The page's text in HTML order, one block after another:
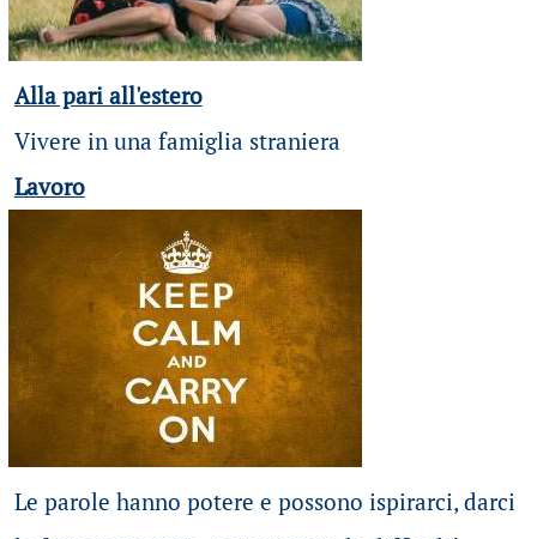
Alla pari all'estero
Vivere in una famiglia straniera
Lavoro
Le parole hanno potere e possono ispirarci, darci